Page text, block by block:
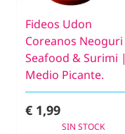
Fideos Udon
Coreanos Neoguri
Seafood & Surimi |
Medio Picante.
€ 1,99
SIN STOCK